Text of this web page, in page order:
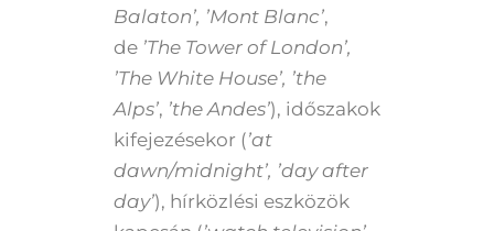
Balaton’, ’Mont Blanc’,
de ’The Tower of London’,
’The White House’, ’the
Alps’, ’the Andes’), időszakok
kifejezésekor (’at
dawn/midnight’, ’day after
day’), hírközlési eszközök